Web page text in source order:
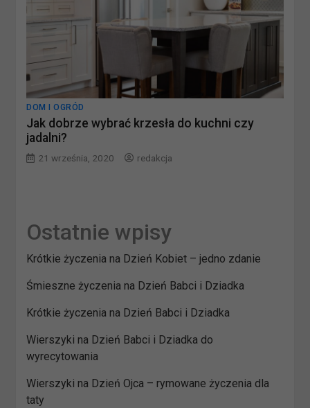
DOM I OGRÓD
Jak dobrze wybrać krzesła do kuchni czy
jadalni?
21 września, 2020 redakcja
Ostatnie wpisy
Krótkie życzenia na Dzień Kobiet – jedno zdanie
Śmieszne życzenia na Dzień Babci i Dziadka
Krótkie życzenia na Dzień Babci i Dziadka
Wierszyki na Dzień Babci i Dziadka do
wyrecytowania
Wierszyki na Dzień Ojca – rymowane życzenia dla
taty